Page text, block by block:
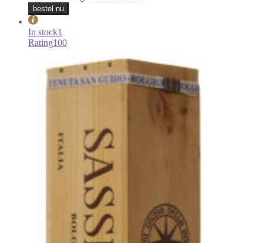
bestel nu
In stock1
Rating100